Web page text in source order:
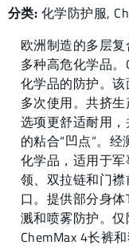
分类: 化学防护服,
欧洲制造的多层
多种高危化学品
化学品的防护。
多次使用。共挤
选项更舒适耐用
的粘合“凹点”。
化学品，适用于
领、双拉链和门
口。提供部分身
溅和喷雾防护。
ChemMax 4长裤